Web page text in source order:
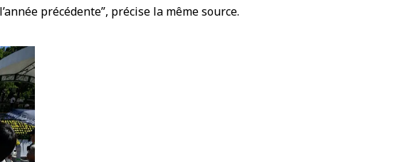
précédente”, précise la même source.